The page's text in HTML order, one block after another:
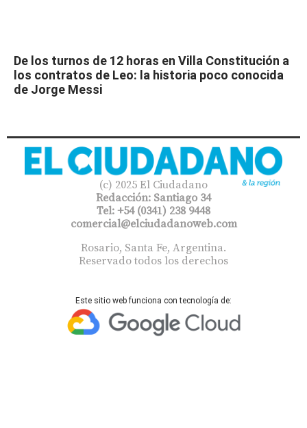
De los turnos de 12 horas en Villa Constitución a
los contratos de Leo: la historia poco conocida
de Jorge Messi
(c) 2025 El Ciudadano
Redacción: Santiago 34
Tel: +54 (0341) 238 9448
comercial@elciudadanoweb.com​
Rosario, Santa Fe, Argentina.
Reservado todos los derechos
Este sitio web funciona con tecnología de: